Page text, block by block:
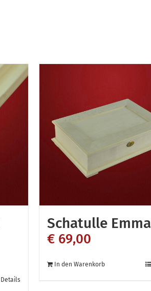
Details
Schatulle Emma
€69,00
In den Warenkorb